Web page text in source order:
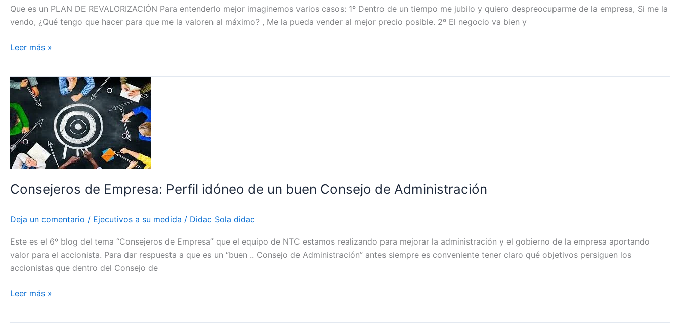
Que es un PLAN DE REVALORIZACIÓN Para entenderlo mejor imaginemos varios casos: 1º Dentro de un tiempo me jubilo y quiero despreocuparme de la empresa, Si me la
vendo, ¿Qué tengo que hacer para que me la valoren al máximo? , Me la pueda vender al mejor precio posible. 2º El negocio va bien y
Leer más »
Consejeros de Empresa: Perfil idóneo de un buen Consejo de Administración
Deja un comentario / Ejecutivos a su medida / Didac Sola didac
Este es el 6º blog del tema “Consejeros de Empresa” que el equipo de NTC estamos realizando para mejorar la administración y el gobierno de la empresa aportando
valor para el accionista. Para dar respuesta a que es un “buen .. Consejo de Administración” antes siempre es conveniente tener claro qué objetivos persiguen los
accionistas que dentro del Consejo de
Consejeros
Empresa:
Perfil
idóneo
de
un
Consejo
Administración
Leer más »